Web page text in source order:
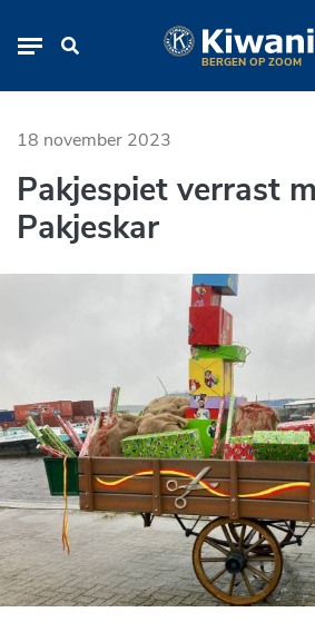
Pakjespiet verrast
BERGEN OP ZOOM
18 november 2023
Pakjespiet verrast
Pakjeskar